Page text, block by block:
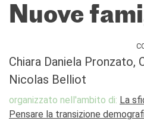
Test (TCF, TEF)
SCUOLA E
Didattica
Francofonia
Studenti
Riconoscimento
Nuove
Chiara Daniela Pronzato,
Nicolas Belliot
organizzato nell'ambito di: La
Pensare la transizione